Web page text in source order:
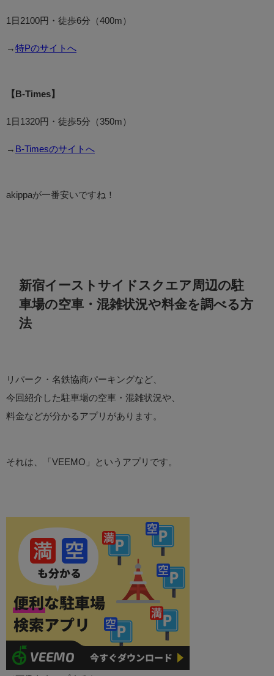
1日2100円・徒歩6分（400m）
→ 特Pのサイトへ
【B-Times】
1日1320円・徒歩5分（350m）
→ B-Timesのサイトへ
akippaが一番安いですね！
新宿イーストサイドスクエア周辺の駐
車場の空車・混雑状況や料金を調べる方
法
リパーク・名鉄協商パーキングなど、
今回紹介した駐車場の空車・混雑状況や、
料金などが分かるアプリがあります。
それは、「VEEMO」というアプリです。